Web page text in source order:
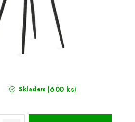
Skladem (600 ks)